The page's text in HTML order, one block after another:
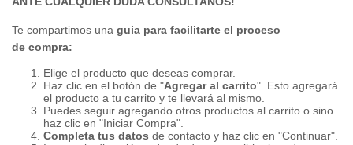
Te compartimos una guia para facilitarte el proceso
de compra:
Elige el producto que deseas comprar.
Haz clic en el botón de "Agregar al carrito". Esto agregará
el producto a tu carrito y te llevará al mismo.
Puedes seguir agregando otros productos al carrito o sino
haz clic en "Iniciar Compra".
Completa tus datos de contacto y haz clic en "Continuar".